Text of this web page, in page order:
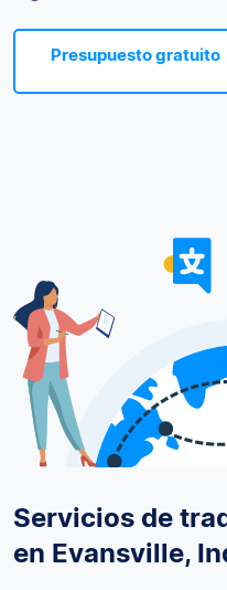
Presupuesto gratuito
Servicios de
en Evansville,